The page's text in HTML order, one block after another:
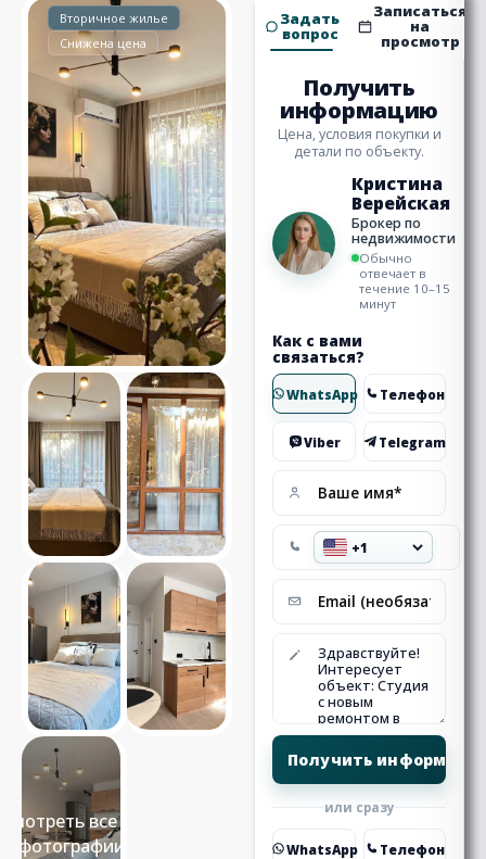
Смотреть все 14
фотографии
Вторичное жилье
Снижена цена
Задать
вопрос
Записаться
на
просмотр
Получить
информацию
Цена, условия покупки и
детали по объекту.
Кристина
Верейская
Брокер по
недвижимости
Обычно
отвечает в
течение 10–15
минут
Как с вами
связаться?
WhatsApp Телефон
Viber Telegram
или сразу
WhatsApp Телефон